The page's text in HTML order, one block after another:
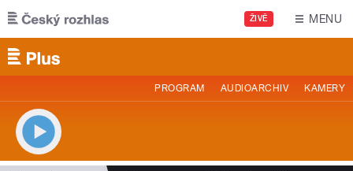
Přejít k hlavnímu obsahu
ŽIVĚ MENU
PROGRAM AUDIOARCHIV KAMERY